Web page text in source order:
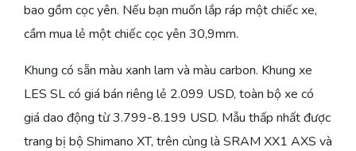
bao gồm cọc yên. Nếu bạn muốn lắp ráp một chiếc xe,
cầm mua lẻ một chiếc cọc yên 30,9mm.
Khung có sẵn màu xanh lam và màu carbon. Khung xe
LES SL có giá bán riêng lẻ 2.099 USD, toàn bộ xe có
giá dao động từ 3.799-8.199 USD. Mẫu thấp nhất được
trang bị bộ Shimano XT, trên cùng là SRAM XX1 AXS và